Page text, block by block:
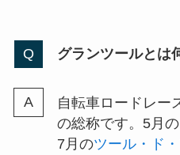
グランツールとは
自転車ロードレー
の総称です。5月の
7月のツール・ド